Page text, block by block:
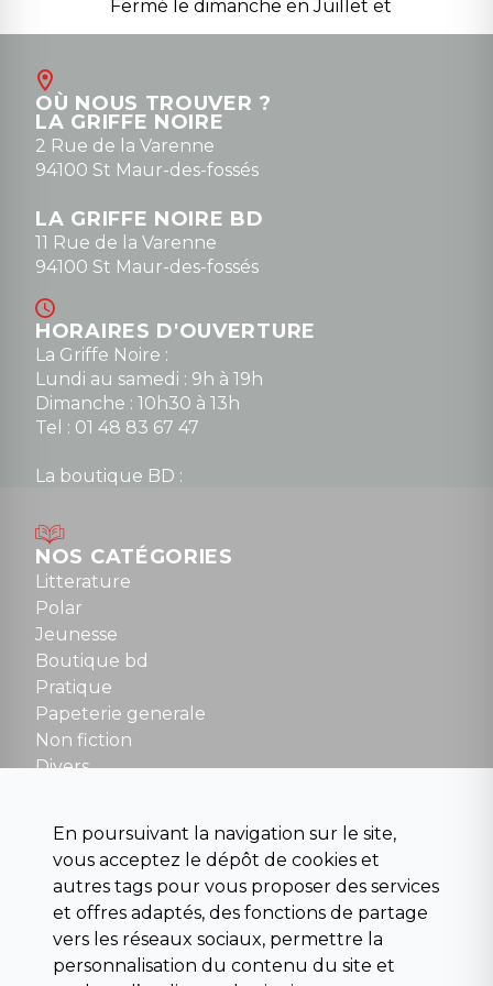
Fermé le dimanche en Juillet et
Août
contact@la-griffe-noire.com
0148836747
OÙ NOUS TROUVER ?
LA GRIFFE NOIRE
2 Rue de la Varenne
94100 St Maur-des-fossés
LA GRIFFE NOIRE BD
11 Rue de la Varenne
94100 St Maur-des-fossés
HORAIRES D'OUVERTURE
La Griffe Noire :
Lundi au samedi : 9h à 19h
Dimanche : 10h30 à 13h
Tel : 01 48 83 67 47
La boutique BD :
Mardi au samedi : 10h à 13h / 14h à 19h
Dimanche : 10h30 à 12h30
Tel : 01 48 89 13 88
Fermé le dimanche en Juillet et Août
NOUS CONTACTER
contact@la-griffe-noire.com
NOS CATÉGORIES
Litterature
Polar
Jeunesse
Boutique bd
Pratique
Papeterie generale
Non fiction
Divers
Para scolaire
Histoire
Pochoteque
Pleiade
En poursuivant la navigation sur le site,
vous acceptez le dépôt de cookies et
autres tags pour vous proposer des services
et offres adaptés, des fonctions de partage
vers les réseaux sociaux, permettre la
personnalisation du contenu du site et